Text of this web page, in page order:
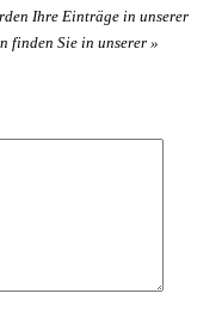
Ihre Einträge in unserer
finden Sie in unserer »